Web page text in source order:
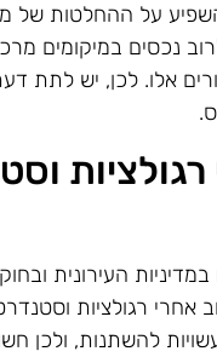
על ההחלטות של
נכסים במיקומים
אלו. לכן, יש לתת
העירונית
אחרי רגולציות
להשתנות, ולכן